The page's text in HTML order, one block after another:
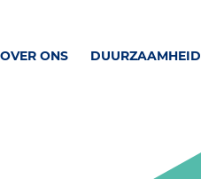
OVER ONS DUURZAAMHEID